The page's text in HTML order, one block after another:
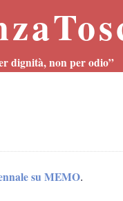
dignità, non per odio”
su MEMO.